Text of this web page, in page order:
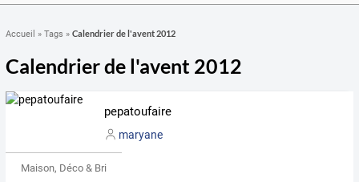
Accueil » Tags » Calendrier de l'avent 2012
Calendrier de l'avent 2012
pepatoufaire
maryane
Maison, Déco & Bricolage